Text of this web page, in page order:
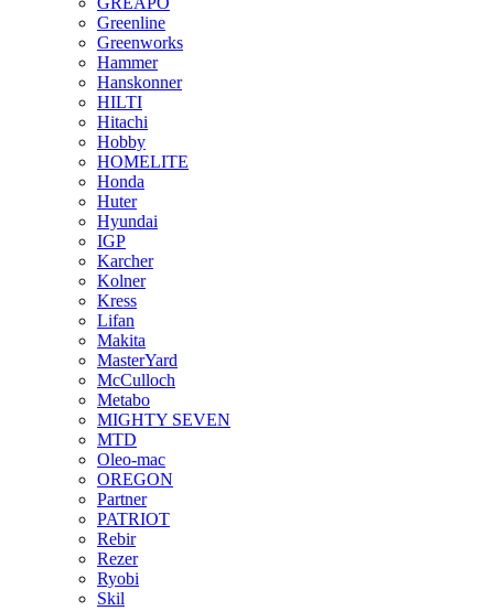
Greenline
Greenworks
Hammer
Hanskonner
HILTI
Hitachi
Hobby
HOMELITE
Honda
Huter
Hyundai
IGP
Karcher
Kolner
Kress
Lifan
Makita
MasterYard
McCulloch
Metabo
MIGHTY SEVEN
MTD
Oleo-mac
OREGON
Partner
PATRIOT
Rebir
Rezer
Ryobi
Skil